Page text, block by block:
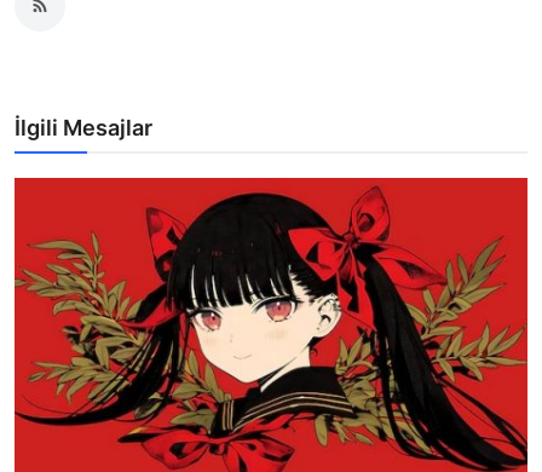
İlgili Mesajlar